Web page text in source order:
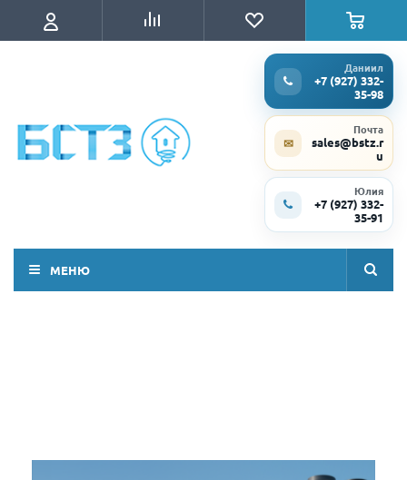
Даниил
+7 (927) 332-
35-98
✉
Почта
sales@bstz.r
u
Юлия
+7 (927) 332-
35-91
МЕНЮ